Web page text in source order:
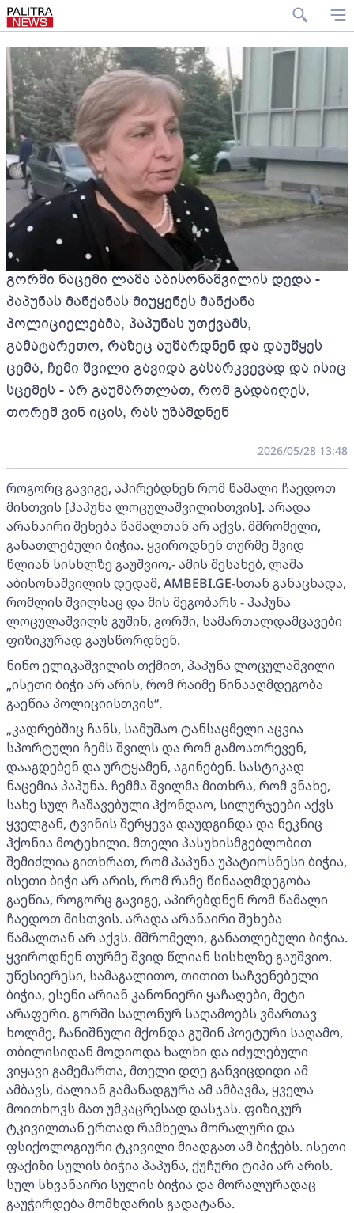
გორში ნაცემი ლაშა აბისონაშვილის დედა -
პაპუნას მანქანას მიუყენეს მანქანა
პოლიციელებმა, პაპუნას უთქვამს,
გამატარეთო, რაზეც აუშარდნენ და დაუწყეს
ცემა, ჩემი შვილი გავიდა გასარკვევად და ისიც
სცემეს - არ გაუმართლათ, რომ გადაიღეს,
თორემ ვინ იცის, რას უზამდნენ
2026/05/28 13:48
როგორც გავიგე, აპირებდნენ რომ წამალი ჩაედოთ
მისთვის [პაპუნა ლოცულაშვილისთვის]. არადა
არანაირი შეხება წამალთან არ აქვს. მშრომელი,
განათლებული ბიჭია. ყვიროდნენ თურმე შვიდ
წლიან სისხლზე გაუშვიო,- ამის შესახებ, ლაშა
აბისონაშვილის დედამ, AMBEBI.GE-სთან განაცხადა,
რომლის შვილსაც და მის მეგობარს - პაპუნა
ლოცულაშვილს გუშინ, გორში, სამართალდამცავები
ფიზიკურად გაუსწორდნენ.
ნინო ელიკაშვილის თქმით, პაპუნა ლოცულაშვილი
„ისეთი ბიჭი არ არის, რომ რაიმე წინააღმდეგობა
გაეწია პოლიციისთვის“.
„კადრებშიც ჩანს, სამუშაო ტანსაცმელი აცვია
სპორტული ჩემს შვილს და რომ გამოათრევენ,
დააგდებენ და ურტყამენ, აგინებენ. სასტიკად
ნაცემია პაპუნა. ჩემმა შვილმა მითხრა, რომ ვნახე,
სახე სულ ჩაშავებული ჰქონდაო, სილურჯეები აქვს
ყველგან, ტვინის შერყევა დაუდგინდა და ნეკნიც
ჰქონია მოტეხილი. მთელი პასუხისმგებლობით
შემიძლია გითხრათ, რომ პაპუნა უპატიოსნესი ბიჭია,
ისეთი ბიჭი არ არის, რომ რამე წინააღმდეგობა
გაეწია, როგორც გავიგე, აპირებდნენ რომ წამალი
ჩაედოთ მისთვის. არადა არანაირი შეხება
წამალთან არ აქვს. მშრომელი, განათლებული ბიჭია.
ყვიროდნენ თურმე შვიდ წლიან სისხლზე გაუშვიო.
უწესიერესი, სამაგალითო, თითით საჩვენებელი
ბიჭია, ესენი არიან კანონიერი ყაჩაღები, მეტი
არაფერი. გორში სალონურ საღამოებს ვმართავ
ხოლმე, ჩანიშნული მქონდა გუშინ პოეტური საღამო,
თბილისიდან მოდიოდა ხალხი და იძულებული
ვიყავი გამემართა, მთელი დღე განვიცდიდი ამ
ამბავს, ძალიან გამანადგურა ამ ამბავმა, ყველა
მოითხოვს მათ უმკაცრესად დასჯას. ფიზიკურ
ტკივილთან ერთად რამხელა მორალური და
ფსიქოლოგიური ტკივილი მიადგათ ამ ბიჭებს. ისეთი
ფაქიზი სულის ბიჭია პაპუნა, ქუჩური ტიპი არ არის.
სულ სხვანაირი სულის ბიჭია და მორალურადაც
გაუჭირდება მომხდარის გადატანა.